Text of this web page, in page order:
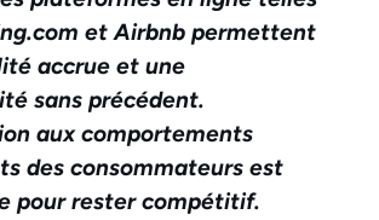
et Airbnb permettent
accrue et une
sans précédent.
aux comportements
des consommateurs est
pour rester compétitif.